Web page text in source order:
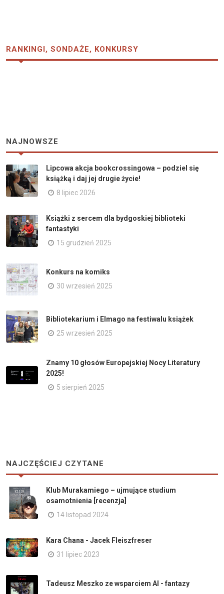
RANKINGI, SONDAŻE, KONKURSY
NAJNOWSZE
Lipcowa akcja bookcrossingowa – podziel się
książką i daj jej drugie życie!
8 lipiec 2026
Książki z sercem dla bydgoskiej biblioteki
fantastyki
15 grudzień 2025
Konkurs na komiks
30 wrzesień 2025
Bibliotekarium i Elmago na festiwalu książek
25 wrzesień 2025
Znamy 10 głosów Europejskiej Nocy Literatury
2025!
5 sierpień 2025
NAJCZĘŚCIEJ CZYTANE
Klub Murakamiego – ujmujące studium
osamotnienia [recenzja]
14 listopad 2024
Kara Chana - Jacek Fleiszfreser
31 lipiec 2023
Tadeusz Meszko ze wsparciem AI - fantazy